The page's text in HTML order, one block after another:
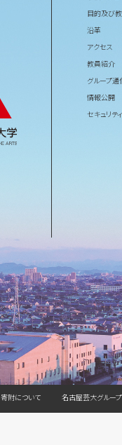
目的及び
沿革
アクセス
教員紹介
グループ
情報公開
セキュリテ
寄附について 名古屋芸大グループ